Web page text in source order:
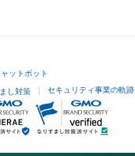
ットボット
し対策 セキュリティ事業の軌跡